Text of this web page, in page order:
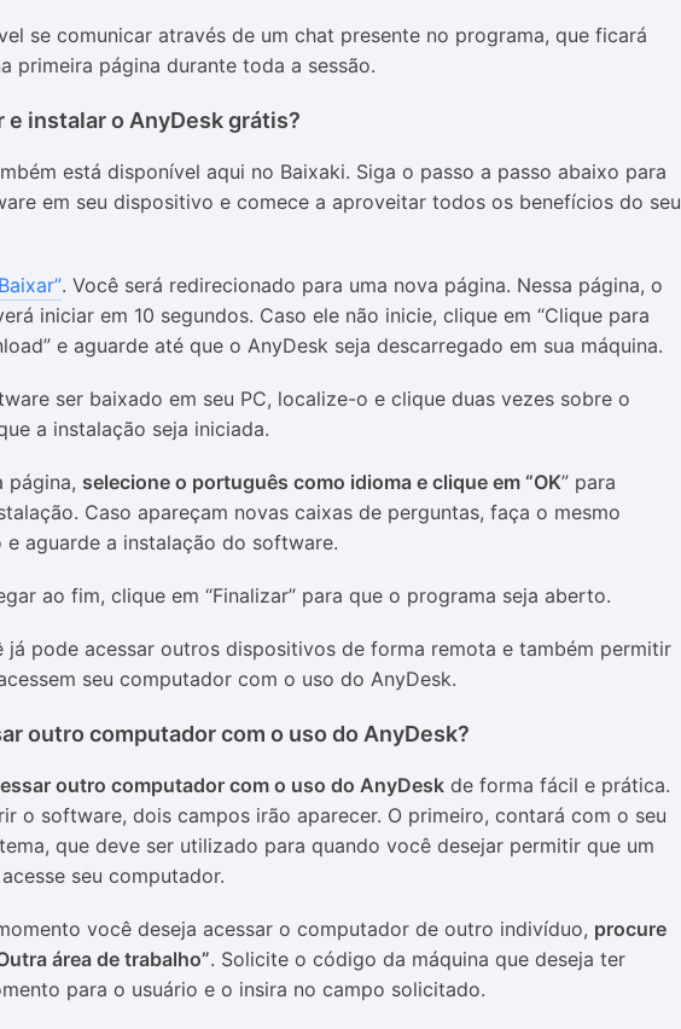
se comunicar através de um chat presente no programa, que ficará
primeira página durante toda a sessão.
e instalar o AnyDesk grátis?
está disponível aqui no Baixaki. Siga o passo a passo abaixo para
em seu dispositivo e comece a aproveitar todos os benefícios do seu
. Você será redirecionado para uma nova página. Nessa página, o
iniciar em 10 segundos. Caso ele não inicie, clique em “Clique para
e aguarde até que o AnyDesk seja descarregado em sua máquina.
ser baixado em seu PC, localize-o e clique duas vezes sobre o
a instalação seja iniciada.
página, selecione o português como idioma e clique em “OK” para
Caso apareçam novas caixas de perguntas, faça o mesmo
e aguarde a instalação do software.
ao fim, clique em “Finalizar” para que o programa seja aberto.
já pode acessar outros dispositivos de forma remota e também permitir
seu computador com o uso do AnyDesk.
outro computador com o uso do AnyDesk?
outro computador com o uso do AnyDesk de forma fácil e prática.
o software, dois campos irão aparecer. O primeiro, contará com o seu
que deve ser utilizado para quando você desejar permitir que um
seu computador.
você deseja acessar o computador de outro indivíduo, procure
área de trabalho”. Solicite o código da máquina que deseja ter
para o usuário e o insira no campo solicitado.